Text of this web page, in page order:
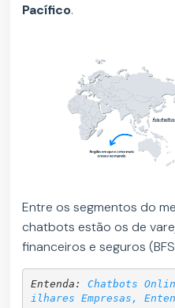
Pacífico.
Entre os segmentos do
chatbots estão os de
financeiros e seguros
Entenda: Chatbots
ilhares Empresas,